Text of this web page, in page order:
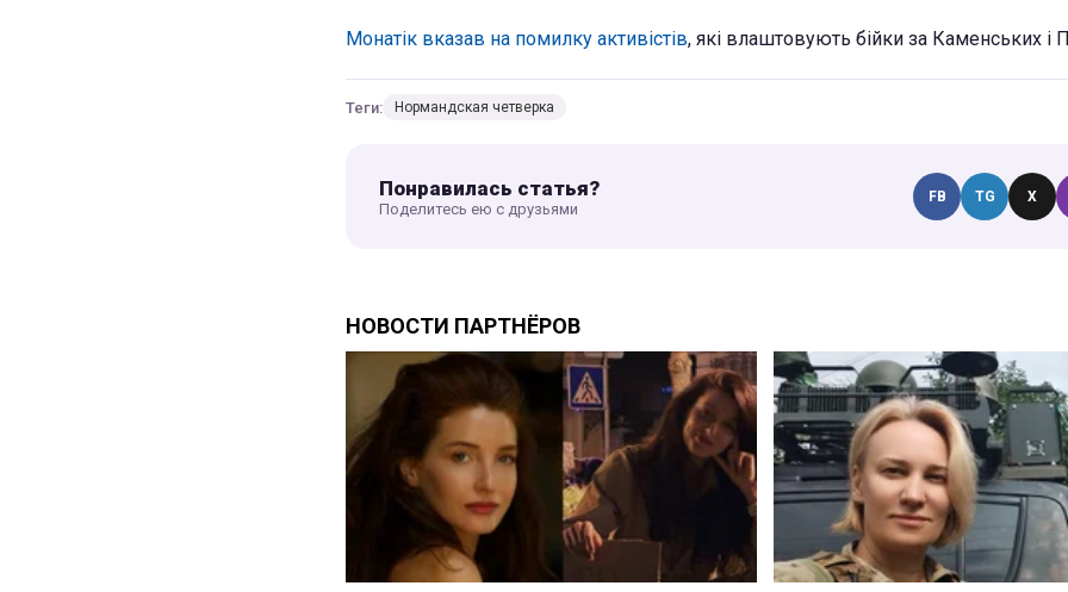
Монатік вказав на помилку активістів, які влаштовують бійки за Каменських і
Теги: Нормандская четверка
Понравилась статья?
Поделитесь ею с друзьями
FB TG X